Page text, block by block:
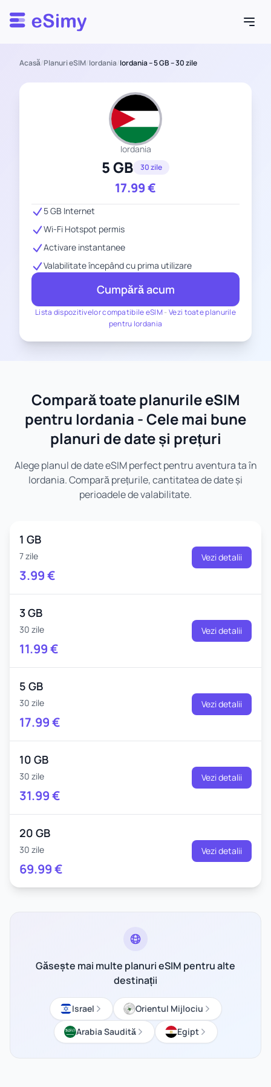
Esimy
Acasă/Planuri eSIM/Iordania/Iordania – 5 GB – 30 zile
Iordania
5 GB 30 zile
17.99€
Lista dispozitivelor compatibile eSIM- Vezi toate planurile
pentru Iordania
5 GB Internet
Wi-Fi Hotspot permis
Activare instantanee
Valabilitate începând cu prima utilizare
Cumpără acum
Compară toate planurile eSIM
pentru Iordania - Cele mai bune
planuri de date și prețuri
Alege planul de date eSIM perfect pentru aventura ta în
Iordania. Compară prețurile, cantitatea de date și
perioadele de valabilitate.
1 GB
7 zile
3.99€
Vezi detalii
3 GB
30 zile
11.99€
Vezi detalii
5 GB
30 zile
17.99€
Vezi detalii
10 GB
30 zile
31.99€
Vezi detalii
20 GB
30 zile
69.99€
Vezi detalii
Găsește mai multe planuri eSIM pentru alte
destinații
Israel
Orientul Mijlociu
Arabia Saudită
Egipt